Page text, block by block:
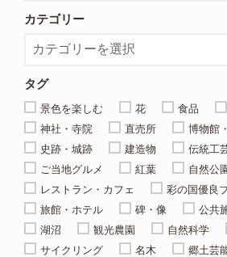
カテゴリー
タグ
景色を楽しむ 花 食品
神社・寺院
直売所 博物館
史跡・城跡
建造物 伝統工
ご当地グルメ
紅葉 自然公
レストラン・カフェ
彩の国優良
旅館・ホテル
碑・像 公共
湖沼
観光農園 自然科学
サイクリング
名木 郷土芸